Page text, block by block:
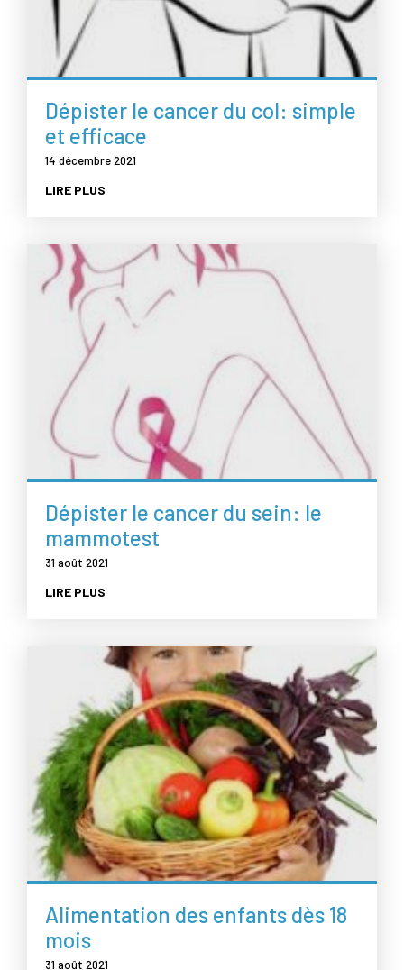
Dépister le cancer du col: simple
et efficace
14 décembre 2021
LIRE PLUS
Dépister le cancer du sein: le
mammotest
31 août 2021
LIRE PLUS
Alimentation des enfants dès 18
mois
31 août 2021